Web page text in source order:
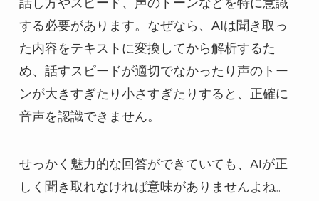
する必要があります。なぜなら、AIは聞き取っ
た内容をテキストに変換してから解析するた
め、話すスピードが適切でなかったり声のトー
ンが大きすぎたり小さすぎたりすると、正確に
音声を認識できません。
せっかく魅力的な回答ができていても、AIが正
しく聞き取れなければ意味がありませんよね。